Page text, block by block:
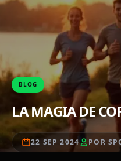
BLOG
LA MAGIA DE
22 SEP 2024 POR